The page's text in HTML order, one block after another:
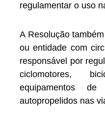
regulamentar o uso
A Resolução
ou entidade com
responsável por
ciclomotores,
equipamentos de
autopropelidos nas